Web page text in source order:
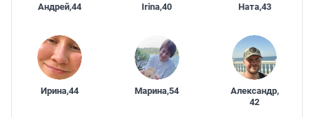
Андрей,44 Irina,40 Ната,43
Ирина,44 Марина,54 Александр,
42